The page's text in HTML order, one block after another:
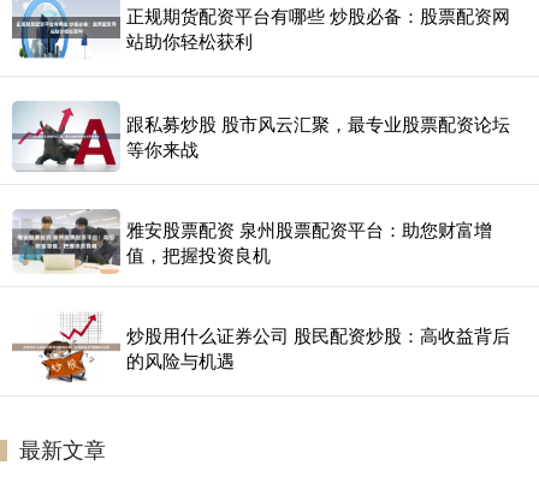
正规期货配资平台有哪些 炒股必备：股票配资网
站助你轻松获利
跟私募炒股 股市风云汇聚，最专业股票配资论坛
等你来战
雅安股票配资 泉州股票配资平台：助您财富增
值，把握投资良机
炒股用什么证券公司 股民配资炒股：高收益背后
的风险与机遇
最新文章